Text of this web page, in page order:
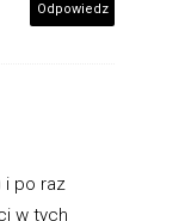
Odpowiedz
i po raz
w tych